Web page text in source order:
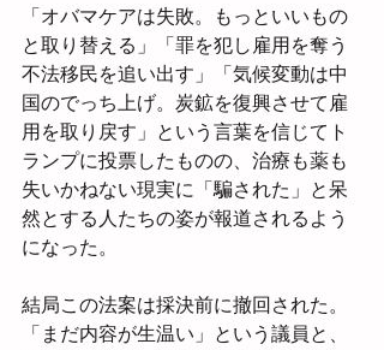
「オバマケアは失敗。もっといいもの
と取り替える」「罪を犯し雇用を奪う
不法移民を追い出す」「気候変動は中
国のでっち上げ。炭鉱を復興させて雇
用を取り戻す」という言葉を信じてト
ランプに投票したものの、治療も薬も
失いかねない現実に「騙された」と呆
然とする人たちの姿が報道されるよう
になった。
結局この法案は採決前に撤回された。
「まだ内容が生温い」という議員と、